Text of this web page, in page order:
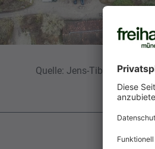
Quelle: Jens-Tibor Homm